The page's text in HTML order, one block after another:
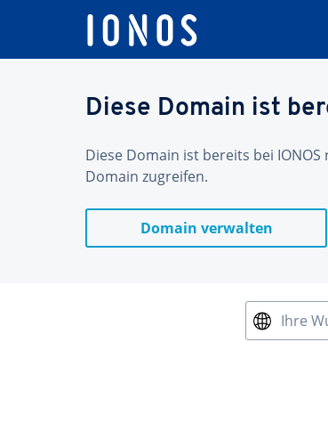
Diese Domain ist
Diese Domain ist bereits bei
Domain zugreifen.
Domain verwalten
Ihre